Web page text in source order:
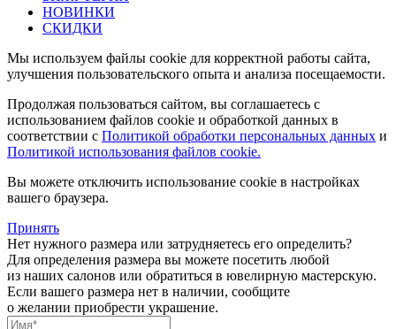
НОВИНКИ
СКИДКИ
Мы используем файлы cookie для корректной работы сайта,
улучшения пользовательского опыта и анализа посещаемости.
Продолжая пользоваться сайтом, вы соглашаетесь с
использованием файлов cookie и обработкой данных в
соответствии с Политикой обработки персональных данных и
Политикой использования файлов cookie.
Вы можете отключить использование cookie в настройках
вашего браузера.
Принять
Нет нужного размера или затрудняетесь его определить?
Для определения размера вы можете посетить любой
из наших салонов или обратиться в ювелирную мастерскую.
Если вашего размера нет в наличии, сообщите
о желании приобрести украшение.